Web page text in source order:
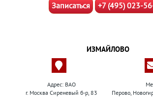
Записаться +7 (495) 023-
ИЗМАЙЛОВО
Адрес: ВАО
г. Москва Сиреневый б-р, 83
Перово,